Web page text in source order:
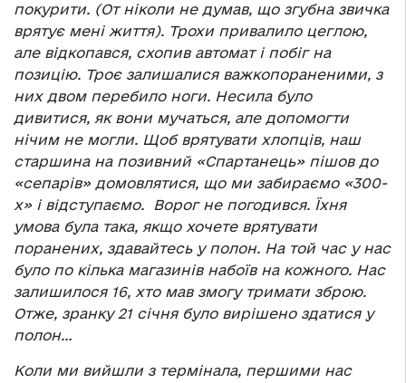
покурити. (От ніколи не думав, що згубна звичка
врятує мені життя). Трохи привалило цеглою,
але відкопався, схопив автомат і побіг на
позицію. Троє залишалися важкопораненими, з
них двом перебило ноги. Несила було
дивитися, як вони мучаться, але допомогти
нічим не могли. Щоб врятувати хлопців, наш
старшина на позивний «Спартанець» пішов до
«сепарів» домовлятися, що ми забираємо «300-
х» і відступаємо. Ворог не погодився. Їхня
умова була така, якщо хочете врятувати
поранених, здавайтесь у полон. На той час у нас
було по кілька магазинів набоїв на кожного. Нас
залишилося 16, хто мав змогу тримати зброю.
Отже, зранку 21 січня було вирішено здатися у
полон…
Коли ми вийшли з термінала, першими нас